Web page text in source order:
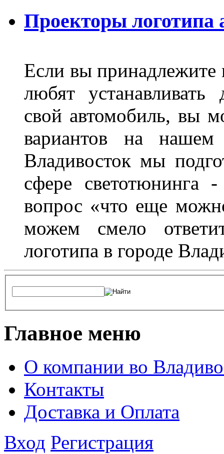
Проекторы логотипа
Если вы принадлежите
любят устанавливать
свой автомобиль, вы
вариантов на
Владивосток мы
сфере светотюнинга
вопрос «что еще
можем смело
логотипа в городе
Главное меню
О компании во
Контакты
Доставка и Оплата
Вход Регистрация